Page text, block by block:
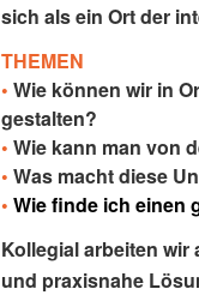
sich als ein Ort der
THEMEN
• Wie können wir in
gestalten?
• Wie kann man von
• Was macht diese
• Wie finde ich einen
Kollegial arbeiten
und praxisnahe